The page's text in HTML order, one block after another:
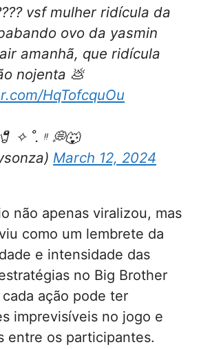
vsf mulher ridícula da
ovo da yasmin
amanhã, que ridícula
nojenta 💩
HqTofcquOu
✧ ˚. ᵎᵎ 💭🐺
March 12, 2024
não apenas viralizou, mas
como um lembrete da
e intensidade das
no Big Brother
ação pode ter
imprevisíveis no jogo e
entre os participantes.